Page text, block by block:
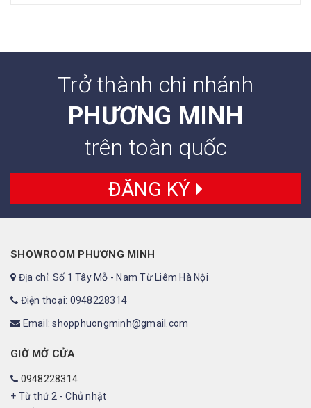
Trở thành chi nhánh
PHƯƠNG MINH
trên toàn quốc
ĐĂNG KÝ
SHOWROOM PHƯƠNG MINH
Địa chỉ: Số 1 Tây Mỗ - Nam Từ Liêm Hà Nội
Điện thoại: 0948228314
Email: shopphuongminh@gmail.com
GIỜ MỞ CỬA
0948228314
+ Từ thứ 2 - Chủ nhật